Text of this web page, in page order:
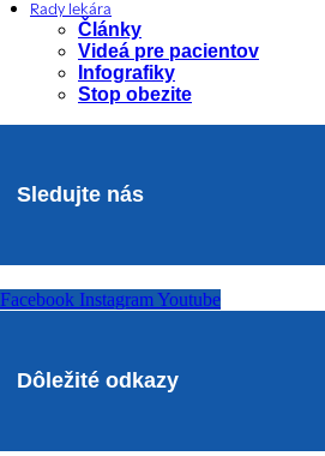
Rady lekára
Články
Videá pre pacientov
Infografiky
Stop obezite
Sledujte nás
Facebook Instagram Youtube
Dôležité odkazy